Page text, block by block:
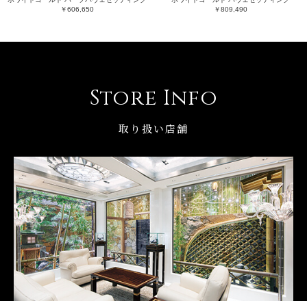
￥606,650
￥809,490
Store Info
取り扱い店舗